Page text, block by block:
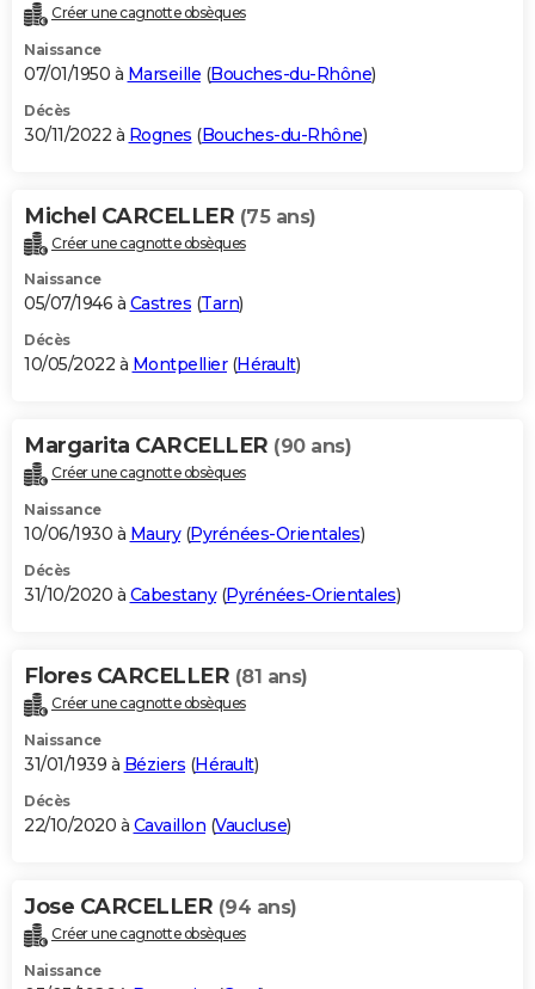
Créer une cagnotte obsèques
Naissance
07/01/1950 à Marseille (Bouches-du-Rhône)
Décès
30/11/2022 à Rognes (Bouches-du-Rhône)
Michel CARCELLER (75 ans)
Créer une cagnotte obsèques
Naissance
05/07/1946 à Castres (Tarn)
Décès
10/05/2022 à Montpellier(Hérault)
Margarita CARCELLER (90 ans)
Créer une cagnotte obsèques
Naissance
10/06/1930 à Maury(Pyrénées-Orientales)
Décès
31/10/2020 à Cabestany(Pyrénées-Orientales)
Flores CARCELLER (81 ans)
Créer une cagnotte obsèques
Naissance
31/01/1939 à Béziers (Hérault)
Décès
22/10/2020 à Cavaillon (Vaucluse)
Jose CARCELLER (94 ans)
Créer une cagnotte obsèques
Naissance